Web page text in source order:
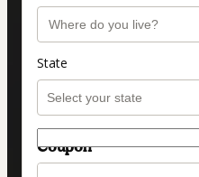
State
Coupon